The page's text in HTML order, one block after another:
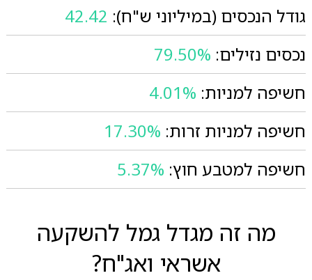
גודל הנכסים (במיליוני ש"ח): 42.42
נכסים נזילים: 79.50%
חשיפה למניות: 4.01%
חשיפה למניות זרות: 17.30%
חשיפה למטבע חוץ: 5.37%
מה זה מגדל גמל להשקעה
אשראי ואג"ח?